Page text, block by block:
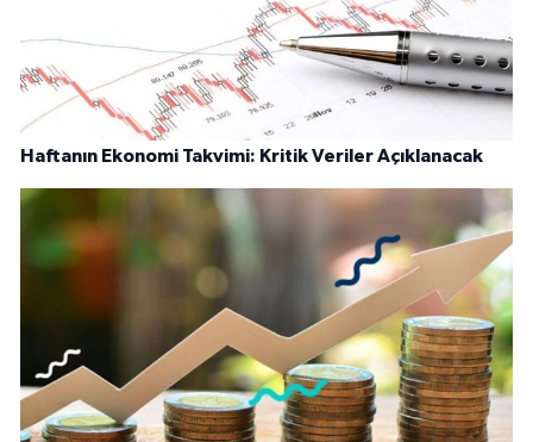
Haftanın Ekonomi Takvimi: Kritik Veriler Açıklanacak